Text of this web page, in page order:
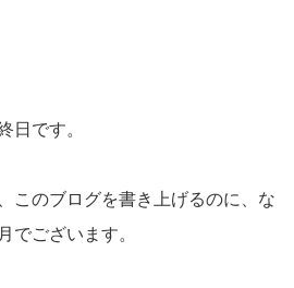
日です。
このブログを書き上げるのに、な
でございます。